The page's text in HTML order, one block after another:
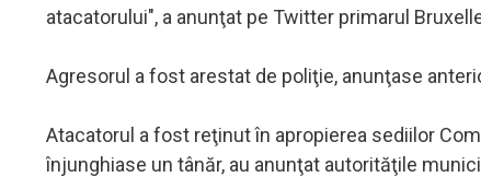
atacatorului", a anunţat pe Twitter primarul
Agresorul a fost arestat de poliţie, anunţase
Atacatorul a fost reţinut în apropierea sediilor
înjunghiase un tânăr, au anunţat autorităţile